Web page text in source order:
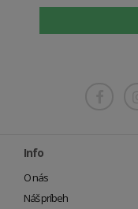
Info
O nás
Náš príbeh